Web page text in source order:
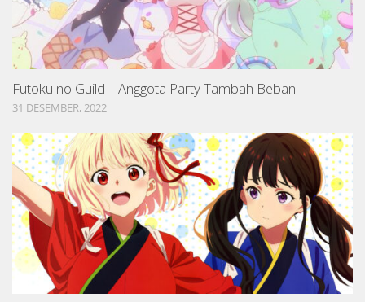
Futoku no Guild – Anggota Party Tambah Beban
31 DESEMBER, 2022